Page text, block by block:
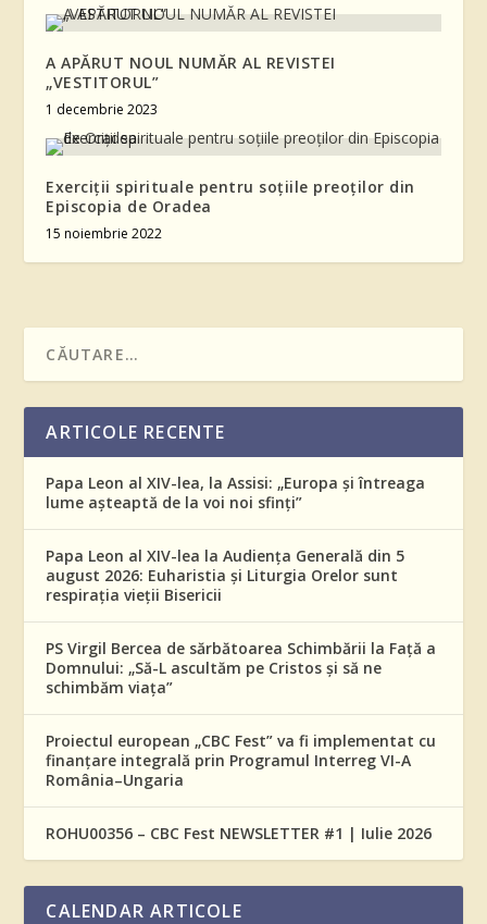
A APĂRUT NOUL NUMĂR AL REVISTEI
„VESTITORUL”
1 decembrie 2023
Exerciţii spirituale pentru soţiile preoţilor din
Episcopia de Oradea
15 noiembrie 2022
ARTICOLE RECENTE
Papa Leon al XIV-lea, la Assisi: „Europa și întreaga
lume așteaptă de la voi noi sfinți”
Papa Leon al XIV-lea la Audiența Generală din 5
august 2026: Euharistia și Liturgia Orelor sunt
respirația vieții Bisericii
PS Virgil Bercea de sărbătoarea Schimbării la Față a
Domnului: „Să-L ascultăm pe Cristos și să ne
schimbăm viața”
Proiectul european „CBC Fest” va fi implementat cu
finanțare integrală prin Programul Interreg VI-A
România–Ungaria
ROHU00356 – CBC Fest NEWSLETTER #1 | Iulie 2026
CALENDAR ARTICOLE